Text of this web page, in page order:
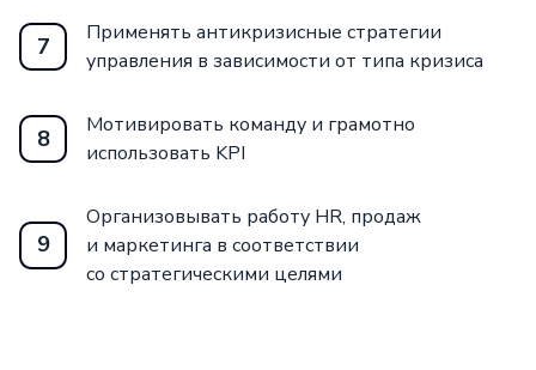
7
Применять антикризисные стратегии
управления в зависимости от типа кризиса
8
Мотивировать команду и грамотно
использовать KPI
9
Организовывать работу HR, продаж
и маркетинга в соответствии
со стратегическими целями